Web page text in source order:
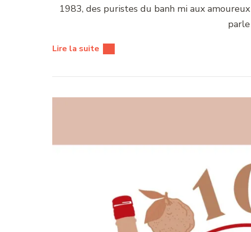
1983, des puristes du banh mi aux
Lire la suite